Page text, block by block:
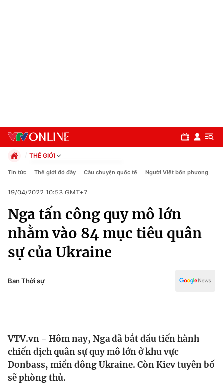
Chuyên mục
Chính trị
Xã hội
Pháp luật
Thế giới
Tin tức
Thế giới đó đây
Kinh tế
THẾ GIỚI
Chính trị
Pháp luật
Kinh tế
Thể thao
Truyền hình
Văn hóa - Giải trí
Công nghệ
Tin tức Thế giới đó đây Câu chuyện quốc tế Người Việt bốn phương
19/04/2022 10:53 GMT+7
Nga tấn công quy mô lớn
nhằm vào 84 mục tiêu quân
sự của Ukraine
Ban Thời sự
VTV.vn - Hôm nay, Nga đã bắt đầu tiến hành
chiến dịch quân sự quy mô lớn ở khu vực
Donbass, miền đông Ukraine. Còn Kiev tuyên bố
sẽ phòng thủ.